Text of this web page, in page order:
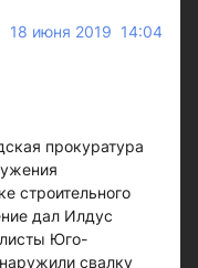
18 июня 2019 14:04
прокуратура
строительного
дал Илдус
Юго-
свалку